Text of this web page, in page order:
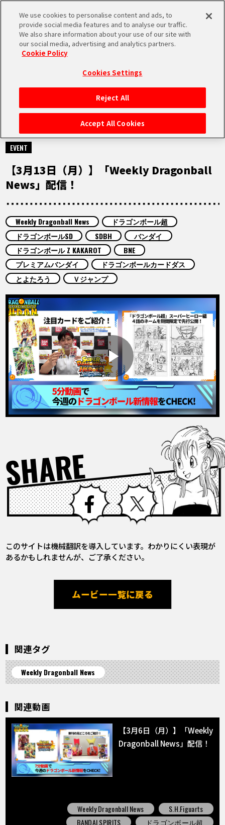
MEN
HOME
NEWS
RANKING
MOVIE
COLUMNS
ABOUT
LANGUAGE
JP
EN FR DE ES
MOVIE
2023.03.13
EVENT
【3月13日（月）】「Weekly Dragonball
News」配信！
Weekly Dragonball News
ドラゴンボール超
ドラゴンボールSD
SDBH
バンダイ
ドラゴンボール Z KAKAROT
BNE
プレミアムバンダイ
ドラゴンボールカードダス
とよたろう
Ｖジャンプ
SHARE Facebook X
このサイトは機械翻訳を導入しています。わかりにくい表現が
あるかもしれませんが、ご了承ください。
ムービー一覧に戻る
関連タグ
Weekly Dragonball News
関連動画
【3月6日（月）】「Weekly
Dragonball News」配信！
Weekly Dragonball News
S.H.Figuarts
BANDAI SPIRITS
ドラゴンボール超
We use cookies to personalise content and ads, to
provide social media features and to analyse our traffic.
We also share information about your use of our site with
our social media, advertising and analytics partners.
Cookie Policy
Cookies Settings
Reject All
Accept All Cookies